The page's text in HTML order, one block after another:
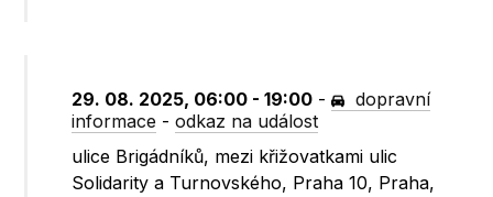
29. 08. 2025, 06:00 - 19:00 -
dopravní
informace -odkaz na událost
ulice Brigádníků, mezi křižovatkami ulic
Solidarity a Turnovského, Praha 10, Praha,